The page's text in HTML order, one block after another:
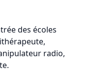
des écoles
radio,